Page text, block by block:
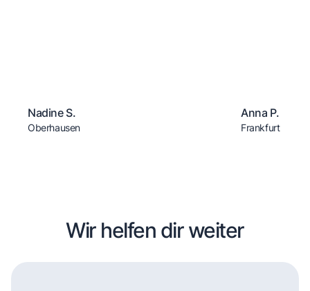
Nadine S.
Oberhausen
Anna P.
Frankfurt
Wir helfen dir weiter